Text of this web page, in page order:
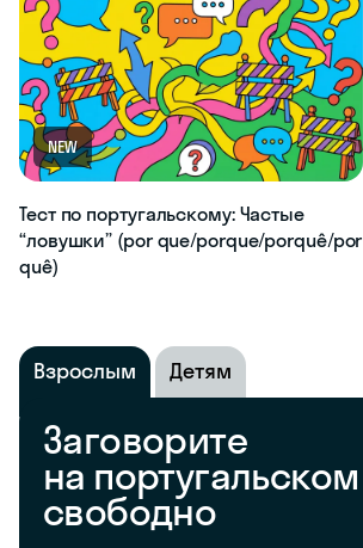
NEW
Тест по португальскому: Частые
“ловушки” (por que/porque/porquê/por
quê)
Взрослым Детям
Заговорите
на португальском
свободно